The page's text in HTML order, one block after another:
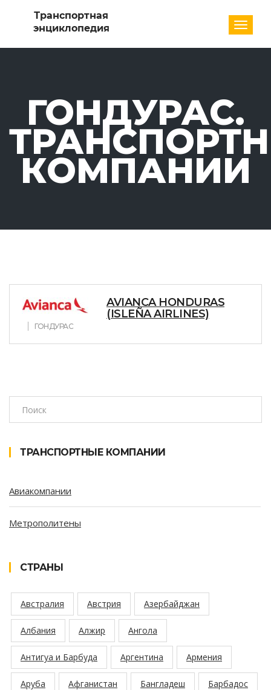
ГОНДУРАС.
КОМПАНИИ
AVIANCA HONDURAS
(ISLEÑA AIRLINES)
ГОНДУРАС
ТРАНСПОРТНЫЕ КОМПАНИИ
Авиакомпании
Метрополитены
СТРАНЫ
Австралия Австрия Азербайджан
Албания Алжир Ангола
Антигуа и Барбуда Аргентина Армения
Аруба Афганистан Бангладеш Барбадос